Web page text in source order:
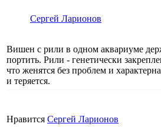
Сергей Ларионов
Вишен с рили в одном аквариуме
портить. Рили - генетически
что женятся без проблем и
и теряется.
Нравится Сергей Ларионов